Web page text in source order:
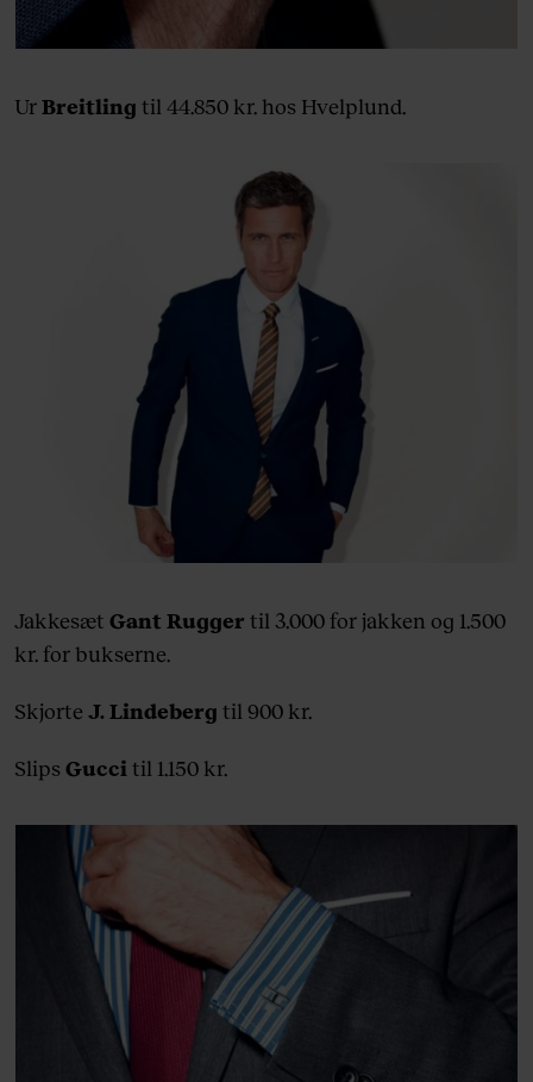
UrBreitling til 44.850 kr. hos Hvelplund.
Jakkesæt Gant Rugger til 3.000 for jakken og 1.500
kr. for bukserne.
Skjorte J. Lindeberg til 900 kr.
Slips Gucci til 1.150 kr.